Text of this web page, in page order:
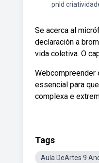
pnld
Se acerca al
declaración a
vida coletiva. O
Webcompreender
essencial para
complexa e
Tags
Aula DeArtes 9